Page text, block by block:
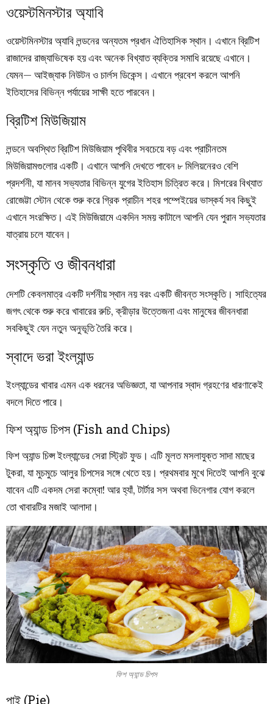
ওয়েস্টমিনস্টার অ্যাবি
ওয়েস্টমিনস্টার অ্যাবি লন্ডনের অন্যতম প্রধান ঐতিহাসিক স্থান। এখানে ব্রিটিশ
রাজাদের রাজ্যাভিষেক হয় এবং অনেক বিখ্যাত ব্যক্তির সমাধি রয়েছে এখানে।
যেমন— আইজ্যাক নিউটন ও চার্লস ডিকেন্স। এখানে প্রবেশ করলে আপনি
ইতিহাসের বিভিন্ন পর্যায়ের সাক্ষী হতে পারবেন।
ব্রিটিশ মিউজিয়াম
লন্ডনে অবস্থিত ব্রিটিশ মিউজিয়াম পৃথিবীর সবচেয়ে বড় এবং প্রাচীনতম
মিউজিয়ামগুলোর একটি। এখানে আপনি দেখতে পাবেন ৮ মিলিয়নেরও বেশি
প্রদর্শনী, যা মানব সভ্যতার বিভিন্ন যুগের ইতিহাস চিত্রিত করে। মিশরের বিখ্যাত
রোজেট্টা স্টোন থেকে শুরু করে গ্রিক প্রাচীন শহর পম্পেইয়ের ভাস্কর্য সব কিছুই
এখানে সংরক্ষিত। এই মিউজিয়ামে একদিন সময় কাটালে আপনি যেন পুরান সভ্যতার
যাত্রায় চলে যাবেন।
সংস্কৃতি ও জীবনধারা
দেশটি কেবলমাত্র একটি দর্শনীয় স্থান নয় বরং একটি জীবন্ত সংস্কৃতি। সাহিত্যের
জগৎ থেকে শুরু করে খাবারের রুচি, ক্রীড়ার উত্তেজনা এবং মানুষের জীবনধারা
সবকিছুই যেন নতুন অনুভূতি তৈরি করে।
স্বাদে ভরা ইংল্যান্ড
ইংল্যান্ডের খাবার এমন এক ধরনের অভিজ্ঞতা, যা আপনার স্বাদ গ্রহণের ধারণাকেই
বদলে দিতে পারে।
ফিশ অ্যান্ড চিপস (Fish and Chips)
ফিশ অ্যান্ড চিপ্স ইংল্যান্ডের সেরা স্ট্রিট ফুড। এটি মূলত মসলাযুক্ত সাদা মাছের
টুকরা, যা মুচমুচে আলুর চিপসের সঙ্গে খেতে হয়। প্রথমবার মুখে দিতেই আপনি বুঝে
যাবেন এটি একদম সেরা কম্বো! আর হ্যাঁ, টার্টার সস অথবা ভিনেগার যোগ করলে
তো খাবারটির মজাই আলাদা।
ফিশ অ্যান্ড চিপস
পাই (Pie)